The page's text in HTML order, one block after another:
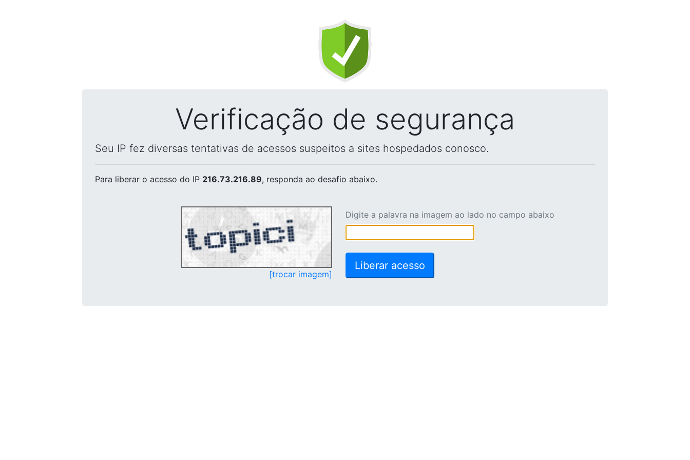
Verificação de segurança
Seu IP fez diversas tentativas de acessos suspeitos a sites hospedados conosco.
Para liberar o acesso do IP 216.73.216.89, responda ao desafio abaixo.
[trocar imagem]
Digite a palavra na imagem ao lado no campo abaixo